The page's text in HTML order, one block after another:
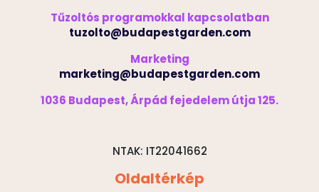
Tűzoltós programokkal kapcsolatban
tuzolto@budapestgarden.com
Marketing
marketing@budapestgarden.com
1036 Budapest, Árpád fejedelem útja 125.
NTAK: IT22041662
Oldaltérkép